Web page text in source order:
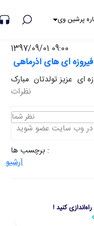
پرشین وی
1397/09/01 09:00
ای های آذرماهی
نظرات
نظر شما
وب سایت عضو شوید
برچسب ها :
آرشیو
کنید !